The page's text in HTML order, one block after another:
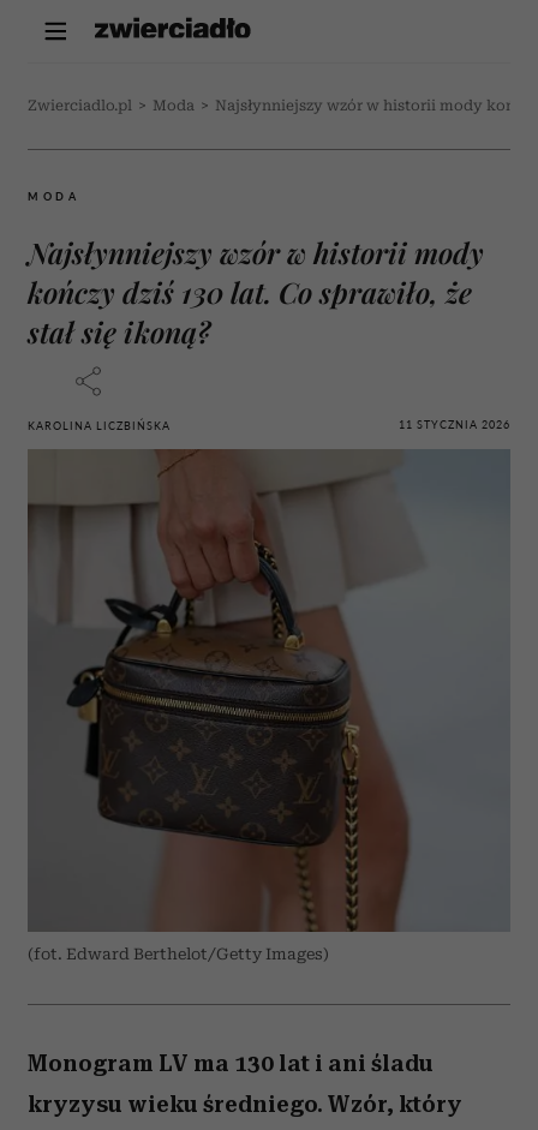
Zwierciadlo.pl > Moda > Najsłynniejszy wzór w historii mody kończy
MODA
Najsłynniejszy wzór w historii mody
kończy dziś 130 lat. Co sprawiło, że
stał się ikoną?
KAROLINA LICZBIŃSKA 11 STYCZNIA 2026
(fot. Edward Berthelot/Getty Images)
Monogram LV ma 130 lat i ani śladu
kryzysu wieku średniego. Wzór, który